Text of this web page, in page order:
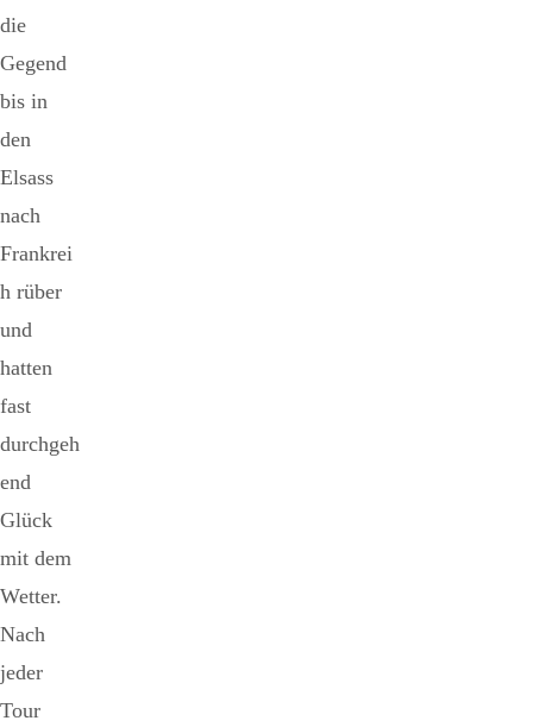
die
Gegend
bis in
den
Elsass
nach
Frankrei
h rüber
und
hatten
fast
durchgeh
end
Glück
mit dem
Wetter.
Nach
jeder
Tour